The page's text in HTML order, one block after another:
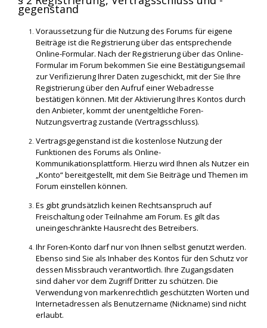
gegenstand
Voraussetzung für die Nutzung des Forums für eigene
Beiträge ist die Registrierung über das entsprechende
Online-Formular. Nach der Registrierung über das Online-
Formular im Forum bekommen Sie eine Bestätigungsemail
zur Verifizierung Ihrer Daten zugeschickt, mit der Sie Ihre
Registrierung über den Aufruf einer Webadresse
bestätigen können. Mit der Aktivierung Ihres Kontos durch
den Anbieter, kommt der unentgeltliche Foren-
Nutzungsvertrag zustande (Vertragsschluss).
Vertragsgegenstand ist die kostenlose Nutzung der
Funktionen des Forums als Online-
Kommunikationsplattform. Hierzu wird Ihnen als Nutzer ein
„Konto“ bereitgestellt, mit dem Sie Beiträge und Themen im
Forum einstellen können.
Es gibt grundsätzlich keinen Rechtsanspruch auf
Freischaltung oder Teilnahme am Forum. Es gilt das
uneingeschränkte Hausrecht des Betreibers.
Ihr Foren-Konto darf nur von Ihnen selbst genutzt werden.
Ebenso sind Sie als Inhaber des Kontos für den Schutz vor
dessen Missbrauch verantwortlich. Ihre Zugangsdaten
sind daher vor dem Zugriff Dritter zu schützen. Die
Verwendung von markenrechtlich geschützten Worten und
Internetadressen als Benutzername (Nickname) sind nicht
erlaubt.